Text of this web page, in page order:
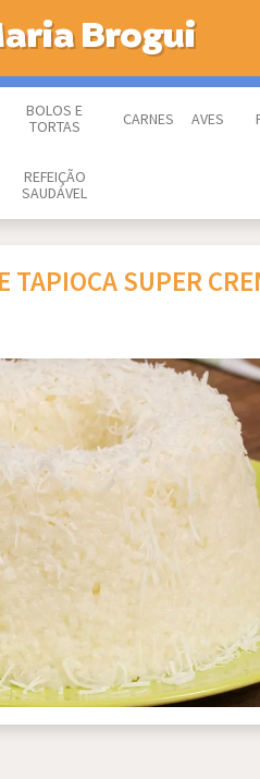
Brogui
BOLOS E
TORTAS
CARNES AVES
REFEIÇÃO
SAUDÁVEL
TAPIOCA SUPER